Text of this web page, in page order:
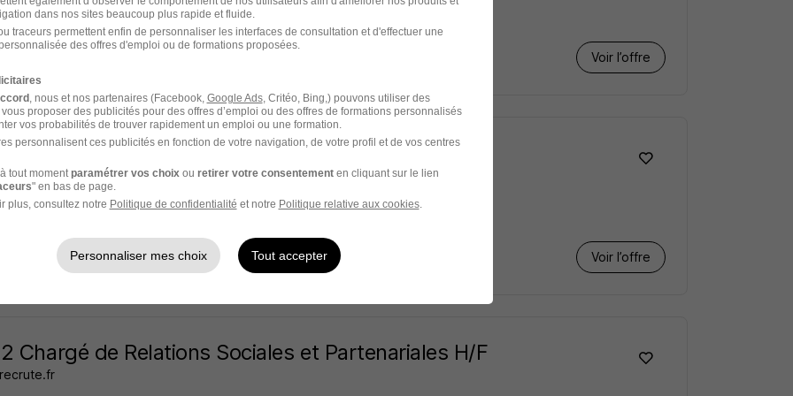
- 92 Alternance 492,22 - 1 823,03 € / mois
Voir l’offre
- Chargé des Affaires Sociales H/F
des Concessionnaires Renault
Voir l’offre
Chargé de Relations Sociales et Partenariales H/F
dans nos sites beaucoup plus rapide et fluide.
traceurs permettent enfin de personnaliser les interfaces de consultation et d'effectuer une
des offres d'emploi ou de formations proposées.
, nous et nos partenaires (Facebook, Google Ads, Critéo, Bing,) pouvons utiliser des
proposer des publicités pour des offres d’emploi ou des offres de formations personnalisés
vos probabilités de trouver rapidement un emploi ou une formation.
personnalisent ces publicités en fonction de votre navigation, de votre profil et de vos centres
tout moment paramétrer vos choix ou retirer votre consentementen cliquant sur le lien
" en bas de page.
plus, consultez notre Politique de confidentialité et notre Politique relative aux cookies.
Personnaliser mes choix Tout accepter